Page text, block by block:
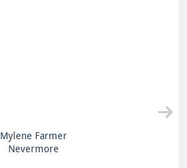
Mylene Farmer
Nevermore